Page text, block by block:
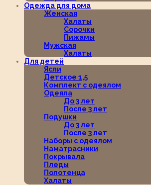
Одежда для дома
Женская
Халаты
Сорочки
Пижамы
Мужская
Халаты
Для детей
Ясли
Детское 1,5
Комплект с одеялом
Одеяла
До 3 лет
После 3 лет
Подушки
До 3 лет
После 3 лет
Наборы с одеялом
Наматрасники
Покрывала
Пледы
Полотенца
Халаты